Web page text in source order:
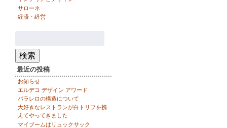
サローネ
経済・経営
索:
検索
最近の投稿
お知らせ
エルデコ デザイン アワード
パラレロの構造について
大好きなレストランが白トリフを携
えてやってきました
マイブームはリュックサック